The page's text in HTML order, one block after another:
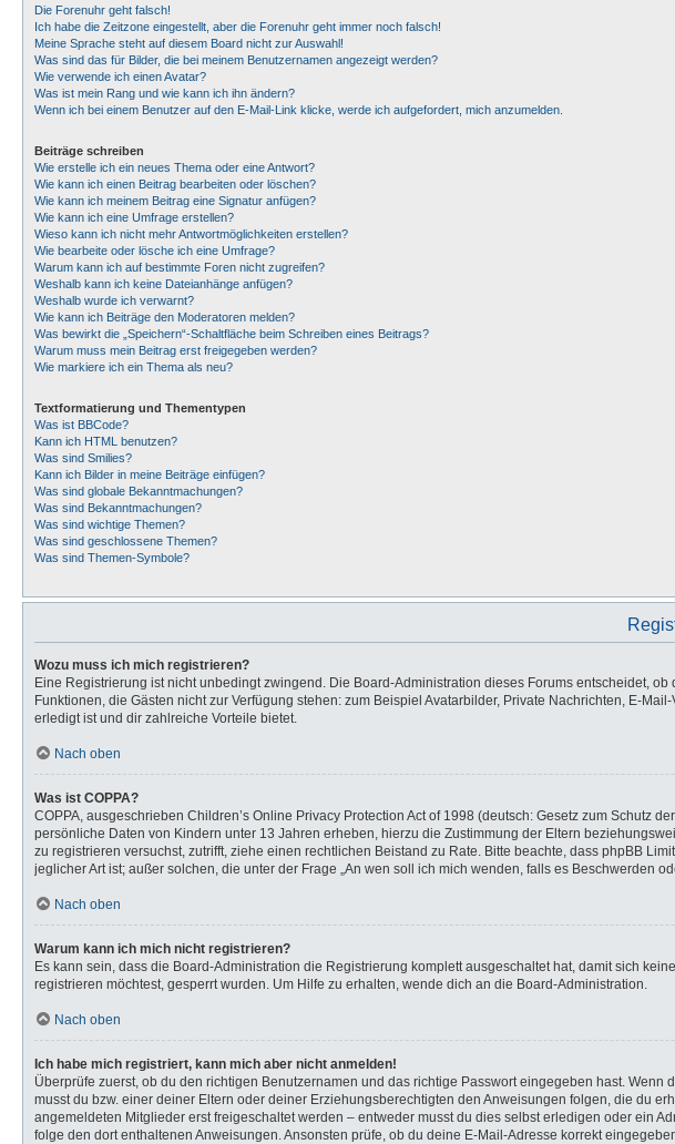
Die Forenuhr geht falsch!
Ich habe die Zeitzone eingestellt, aber die Forenuhr geht immer noch falsch!
Meine Sprache steht auf diesem Board nicht zur Auswahl!
Was sind das für Bilder, die bei meinem Benutzernamen angezeigt werden?
Wie verwende ich einen Avatar?
Was ist mein Rang und wie kann ich ihn ändern?
Wenn ich bei einem Benutzer auf den E-Mail-Link klicke, werde ich aufgefordert, mich anzumelden.
Beiträge schreiben
Wie erstelle ich ein neues Thema oder eine Antwort?
Wie kann ich einen Beitrag bearbeiten oder löschen?
Wie kann ich meinem Beitrag eine Signatur anfügen?
Wie kann ich eine Umfrage erstellen?
Wieso kann ich nicht mehr Antwortmöglichkeiten erstellen?
Wie bearbeite oder lösche ich eine Umfrage?
Warum kann ich auf bestimmte Foren nicht zugreifen?
Weshalb kann ich keine Dateianhänge anfügen?
Weshalb wurde ich verwarnt?
Wie kann ich Beiträge den Moderatoren melden?
Was bewirkt die „Speichern“-Schaltfläche beim Schreiben eines Beitrags?
Warum muss mein Beitrag erst freigegeben werden?
Wie markiere ich ein Thema als neu?
Textformatierung und Thementypen
Was ist BBCode?
Kann ich HTML benutzen?
Was sind Smilies?
Kann ich Bilder in meine Beiträge einfügen?
Was sind globale Bekanntmachungen?
Was sind Bekanntmachungen?
Was sind wichtige Themen?
Was sind geschlossene Themen?
Was sind Themen-Symbole?
Wozu muss ich mich registrieren?
Eine Registrierung ist nicht unbedingt zwingend. Die Board-Administration dieses Forums entscheidet,
Funktionen, die Gästen nicht zur Verfügung stehen: zum Beispiel Avatarbilder, Private Nachrichten, E-
erledigt ist und dir zahlreiche Vorteile bietet.
Nach oben
Was ist COPPA?
COPPA, ausgeschrieben Children’s Online Privacy Protection Act of 1998 (deutsch: Gesetz zum Schutz
persönliche Daten von Kindern unter 13 Jahren erheben, hierzu die Zustimmung der Eltern
zu registrieren versuchst, zutrifft, ziehe einen rechtlichen Beistand zu Rate. Bitte beachte, dass phpBB
jeglicher Art ist; außer solchen, die unter der Frage „An wen soll ich mich wenden, falls es Beschwerden
Nach oben
Warum kann ich mich nicht registrieren?
Es kann sein, dass die Board-Administration die Registrierung komplett ausgeschaltet hat, damit sich
registrieren möchtest, gesperrt wurden. Um Hilfe zu erhalten, wende dich an die Board-Administration.
Nach oben
Ich habe mich registriert, kann mich aber nicht anmelden!
Überprüfe zuerst, ob du den richtigen Benutzernamen und das richtige Passwort eingegeben hast. Wenn
musst du bzw. einer deiner Eltern oder deiner Erziehungsberechtigten den Anweisungen folgen, die du
angemeldeten Mitglieder erst freigeschaltet werden – entweder musst du dies selbst erledigen oder ein
folge den dort enthaltenen Anweisungen. Ansonsten prüfe, ob du deine E-Mail-Adresse korrekt